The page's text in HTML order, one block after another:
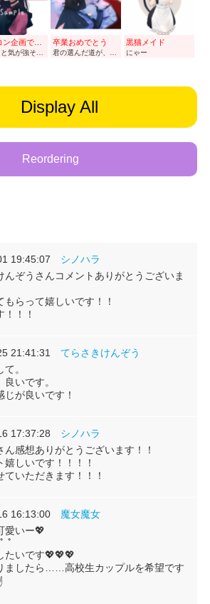
アイコン企画で描いた！ 卒業おめでとう 黒猫メイド
にゃー
Display All
Reordering
19:45:07 シノハラ
んぞうさんコメントありがとうございま
もらって嬉しいです！！
！！！
21:41:31てらさきけんぞう
。
良いです。
じが良いです！
17:37:28 シノハラ
ん感想ありがとうございます！！
嬉しいです！！！！
ていただきます！！！
16:13:00 魔女魔女
愛いー💖
ﾟ
たいです💖💖💖
ましたら……高校生カップルを希望です